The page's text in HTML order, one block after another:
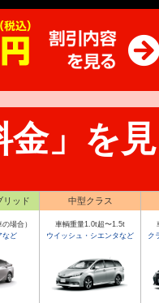
金」を
リッド
場合）
など
中型クラス
車輌重量1.0t超〜1.5t
ウイッシュ・シエンタなど
ク